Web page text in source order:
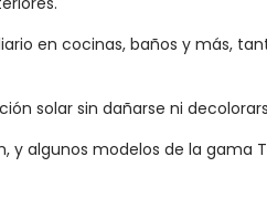
en cocinas, baños y más,
solar sin dañarse ni
y algunos modelos de la gama